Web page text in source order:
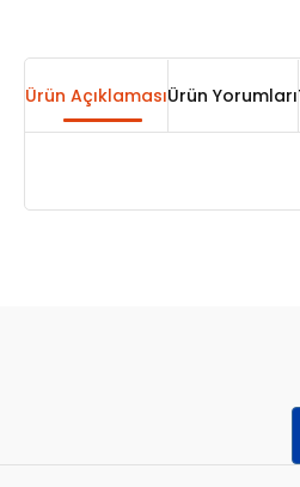
Ürün AçıklamasıÜrün Yorumları